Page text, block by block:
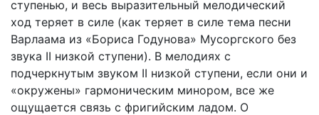
ступенью, и весь выразительный мелодический
ход теряет в силе (как теряет в силе тема песни
Варлаама из «Бориса Годунова» Мусоргского без
звука II низкой ступени). В мелодиях с
подчеркнутым звуком II низкой ступени, если они и
«окружены» гармоническим минором, все же
ощущается связь с фригийским ладом. О